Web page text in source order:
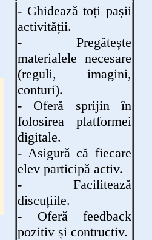
- Ghidează toți pașii
activității.
- Pregătește
materialele necesare
(reguli, imagini,
conturi).
- Oferă sprijin în
folosirea platformei
digitale.
- Asigură că fiecare
elev participă activ.
- Facilitează
discuțiile.
- Oferă feedback
pozitiv și contructiv.